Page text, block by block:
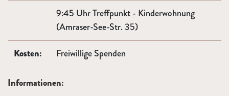
9:45 Uhr Treffpunkt - Kinderwohnung
(Amraser-See-Str. 35)
Kosten:
Freiwillige Spenden
Informationen: